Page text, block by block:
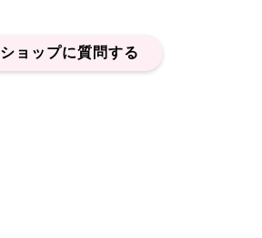
ショップに質問する